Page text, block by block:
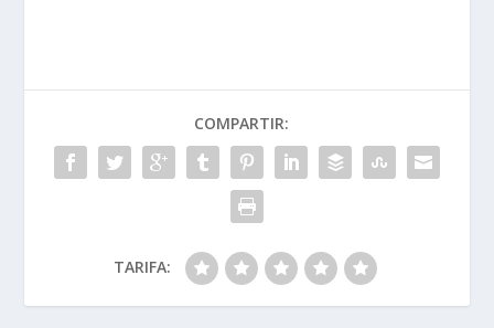
COMPARTIR:
TARIFA: